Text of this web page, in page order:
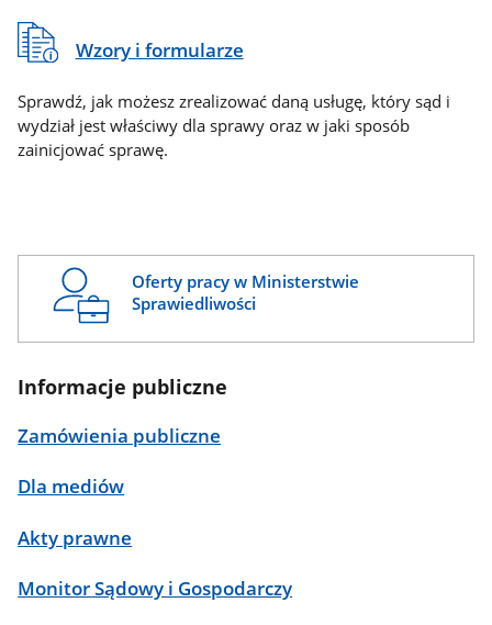
Wzory i formularze
Sprawdź, jak możesz zrealizować daną usługę, który sąd i
wydział jest właściwy dla sprawy oraz w jaki sposób
zainicjować sprawę.
Oferty pracy w Ministerstwie
Sprawiedliwości
Informacje publiczne
Zamówienia publiczne
Dla mediów
Akty prawne
Monitor Sądowy i Gospodarczy